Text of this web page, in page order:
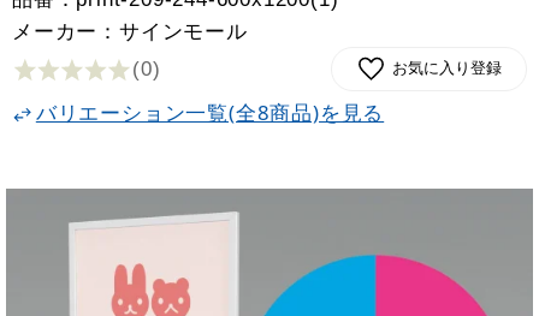
メーカー：サインモール
(0) お気に入り登録
バリエーション一覧(全8商品)を見る